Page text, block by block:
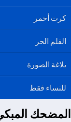
كرت أحمر
القلم الحر
بلاغة الصورة
للنساء فقط
المضحك